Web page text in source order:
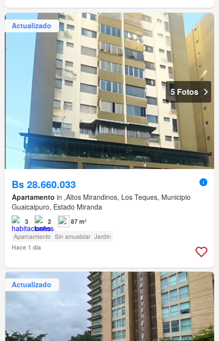
Actualizado
5 Fotos
Bs 28.660.033
Apartamento in ,Altos Mirandinos, Los Teques, Municipio
Guaicaipuro, Estado Miranda
3 2 87 m²
Aparcamiento Sin amueblar Jardín
Hace 1 día
Actualizado